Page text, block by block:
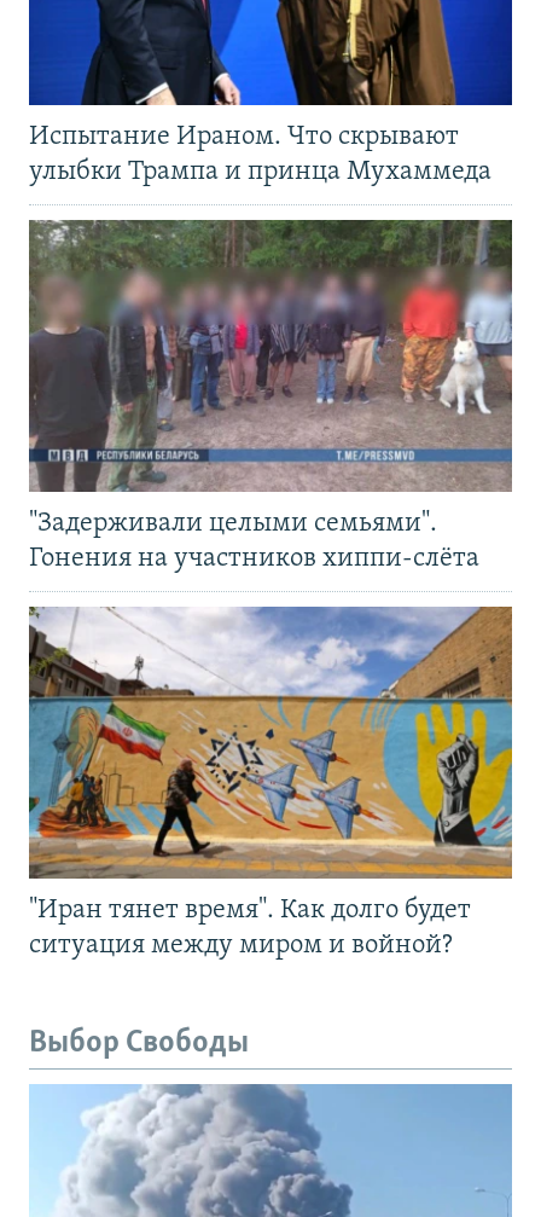
Испытание Ираном. Что скрывают
улыбки Трампа и принца Мухаммеда
"Задерживали целыми семьями".
Гонения на участников хиппи-слёта
"Иран тянет время". Как долго будет
ситуация между миром и войной?
Выбор Свободы